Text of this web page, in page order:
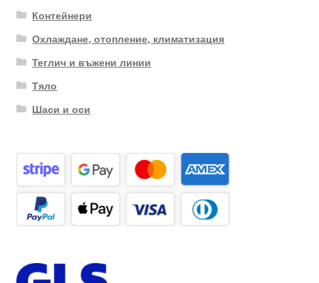
Контейнери
Охлаждане, отопление, климатизация
Теглич и въжени линии
Тяло
Шаси и оси